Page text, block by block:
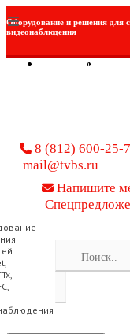
Оборудование и решения для
видеонаблюдения
)
8 (812) 600-25-
mail@tvbs.ru
Напишите